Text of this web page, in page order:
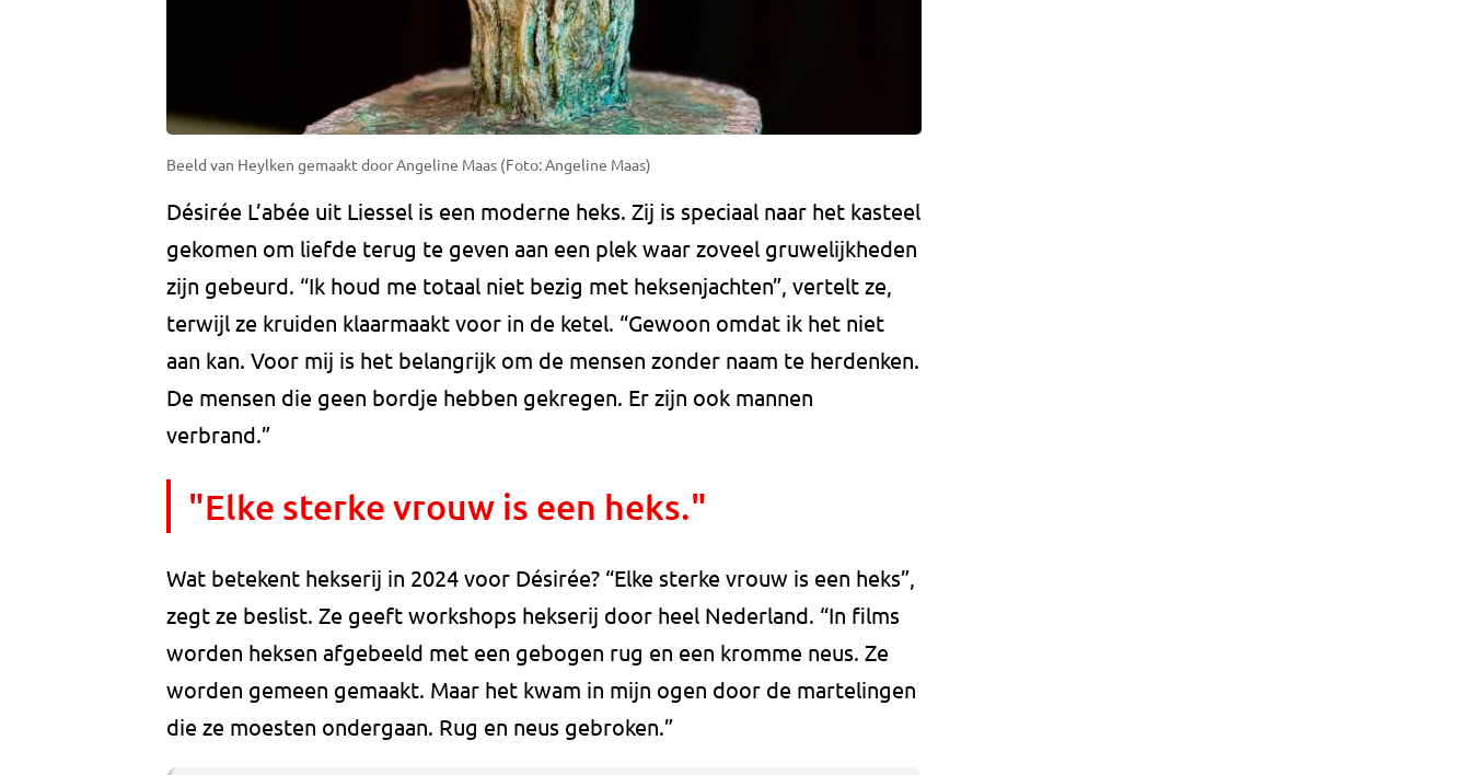
Beeld van Heylken gemaakt door Angeline Maas (Foto: Angeline Maas)
Désirée L’abée uit Liessel is een moderne heks. Zij is speciaal naar het kasteel
gekomen om liefde terug te geven aan een plek waar zoveel gruwelijkheden
zijn gebeurd. “Ik houd me totaal niet bezig met heksenjachten”, vertelt ze,
terwijl ze kruiden klaarmaakt voor in de ketel. “Gewoon omdat ik het niet
aan kan. Voor mij is het belangrijk om de mensen zonder naam te herdenken.
De mensen die geen bordje hebben gekregen. Er zijn ook mannen
verbrand.”
"Elke sterke vrouw is een heks."
Wat betekent hekserij in 2024 voor Désirée? “Elke sterke vrouw is een heks”,
zegt ze beslist. Ze geeft workshops hekserij door heel Nederland. “In films
worden heksen afgebeeld met een gebogen rug en een kromme neus. Ze
worden gemeen gemaakt. Maar het kwam in mijn ogen door de martelingen
die ze moesten ondergaan. Rug en neus gebroken.”